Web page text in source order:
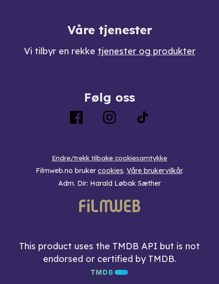
Våre tjenester
Vi tilbyr en rekke tjenester og produkter
Følg oss
Endre/trekk tilbake cookiesamtykke
Filmweb.no bruker cookies. Våre brukervilkår.
Adm. Dir: Harald Løbak Sæther
This product uses the TMDB API but is not
endorsed or certified by TMDB.